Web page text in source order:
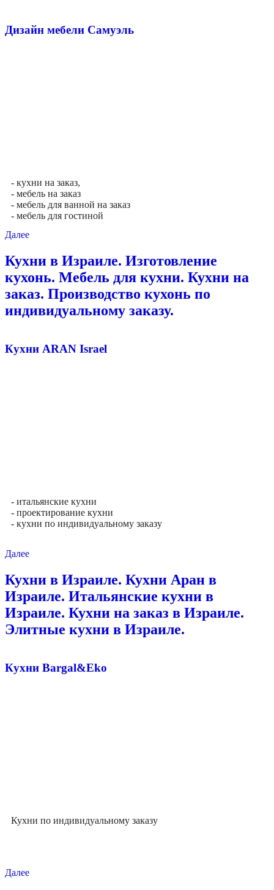
Дизайн мебели Самуэль
- кухни на заказ,
- мебель на заказ
- мебель для ванной на заказ
- мебель для гостиной
Далее
Кухни в Израиле. Изготовление
кухонь. Мебель для кухни. Кухни на
заказ. Производство кухонь по
индивидуальному заказу.
Кухни ARAN Israel
- итальянские кухни
- проектирование кухни
- кухни по индивидуальному заказу
Далее
Кухни в Израиле. Кухни Аран в
Израиле. Итальянские кухни в
Израиле. Кухни на заказ в Израиле.
Элитные кухни в Израиле.
Кухни Bargal&Eko
Кухни по индивидуальному заказу
Далее